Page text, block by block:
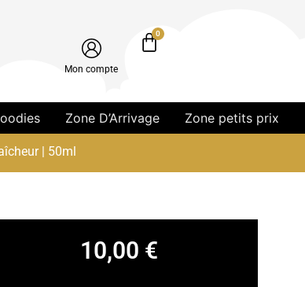
Mon compte
0
Zone D’Arrivage Zone petits prix
| 50ml
10,00 €